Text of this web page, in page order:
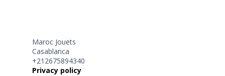
Maroc Jouets
Casablanca
+212675894340
Privacy policy